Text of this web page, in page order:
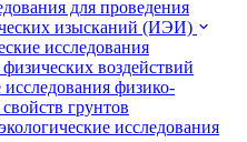
для проведения
изысканий (ИЭИ)
исследования
воздействий
физико-
грунтов
исследования